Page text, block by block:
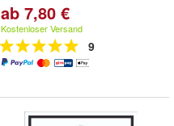
ab 7,80 €
Kostenloser Versand
9